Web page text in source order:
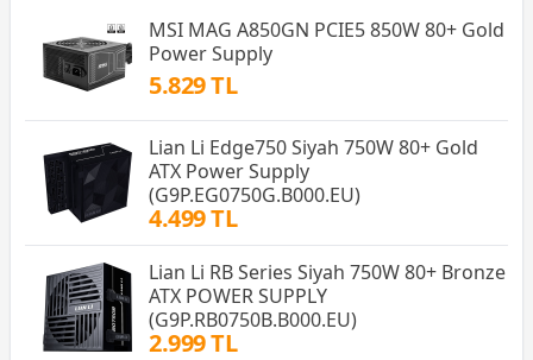
MSI MAG A850GN PCIE5 850W 80+ Gold
Power Supply
5.829 TL
Lian Li Edge750 Siyah 750W 80+ Gold
ATX Power Supply
(G9P.EG0750G.B000.EU)
4.499 TL
Lian Li RB Series Siyah 750W 80+ Bronze
ATX POWER SUPPLY
(G9P.RB0750B.B000.EU)
2.999 TL